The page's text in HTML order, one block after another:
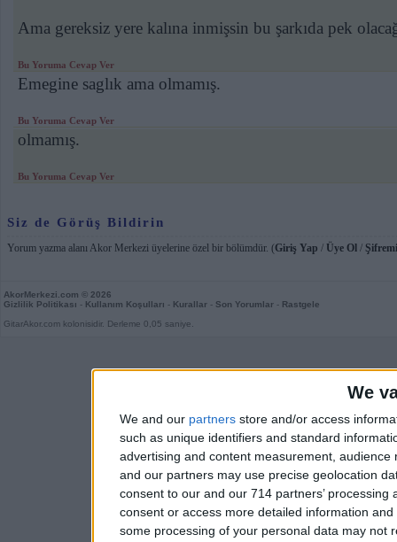
We
We and our partners store and/or access
such as unique identifiers and standard
advertising and content measurement,
and our partners may use precise geolocation
consent to our and our 714 partners’
consent or access more detailed information
some processing of your personal data may not
Ama gereksiz yere kalına inmişsin bu şarkıda pek
Bu Yoruma Cevap Ver
Emegine saglık ama olmamış.
Bu Yoruma Cevap Ver
olmamış.
Bu Yoruma Cevap Ver
Siz de Görüş Bildirin
Yorum yazma alanı Akor Merkezi üyelerine özel bir bölümdür. (Giriş Yap / Üye Ol /
AkorMerkezi.com © 2026
Gizlilik Politikası - Kullanım Koşulları - Kurallar - Son Yorumlar - Rastgele
GitarAkor.com kolonisidir. Derleme 0,05 saniye.